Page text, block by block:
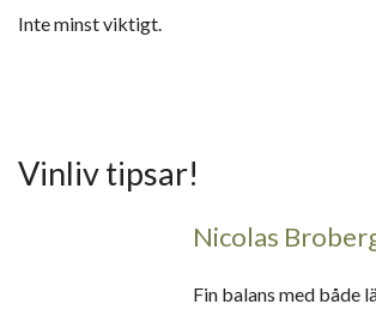
Inte minst viktigt.
Vinliv tipsar!
Nicolas
Fin balans med både